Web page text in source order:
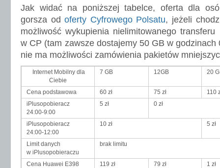
Jak widać na poniższej tabelce, oferta dla
gorsza odoferty Cyfrowego Polsatu, jeżeli
możliwość wykupienia nielimitowanego
w CP (tam zawsze dostajemy 50 GB w
nie ma możliwości zamówienia pakietów
Internet Mobilny dla
Ciebie
7 GB 12GB 20
Cena podstawowa 60 zł 75 zł
110
iPlusopobieracz
24:00-9:00
5 zł 0 zł
iPlusopobieracz
24:00-12:00
10 zł 5 zł
Limit danych
w iPlusopobieraczu
brak limitu
Cena Huawei E398 119 zł 79 zł 1 zł